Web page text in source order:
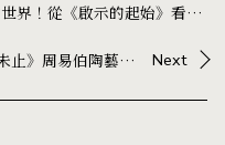
由波隆納插畫展首獎創造的世界！從《啟示的起始》看見另一種時代感：鄒駿昇個展
當黑成為一種語言：嘉義木更《黑語未止》周易伯陶藝展，在器物中展開與生活的對話 Next